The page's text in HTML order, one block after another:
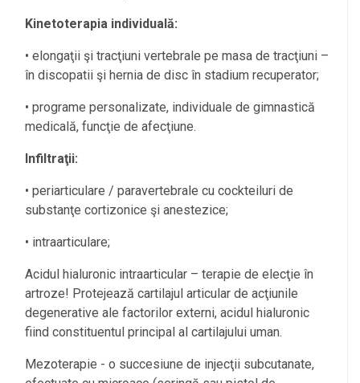
Kinetoterapia individuală:
• elongaţii şi tracţiuni vertebrale pe masa de tracţiuni –
în discopatii şi hernia de disc în stadium recuperator;
• programe personalizate, individuale de gimnastică
medicală, funcţie de afecţiune.
Infiltraţii:
• periarticulare / paravertebrale cu cockteiluri de
substanţe cortizonice şi anestezice;
• intraarticulare;
Acidul hialuronic intraarticular – terapie de elecţie în
artroze! Protejează cartilajul articular de acţiunile
degenerative ale factorilor externi, acidul hialuronic
fiind constituentul principal al cartilajului uman.
Mezoterapie - o succesiune de injecţii subcutanate,